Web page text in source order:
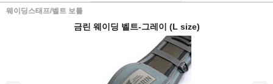
웨이딩스태프/벨트 보틀
금린 웨이딩 벨트-그레이 (L size)